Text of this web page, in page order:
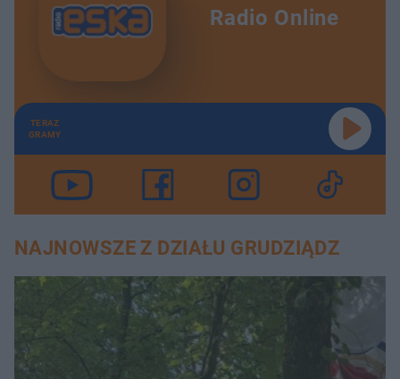
Radio Online
TERAZ
GRAMY
NAJNOWSZE Z DZIAŁU GRUDZIĄDZ